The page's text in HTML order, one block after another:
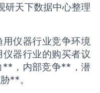
研天下数据中心整理
仪器行业竞争环境
器行业的购买者议
**，内部竞争**，潜
**。